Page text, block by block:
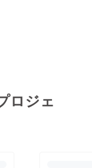
ボード
のお持
ロジェ